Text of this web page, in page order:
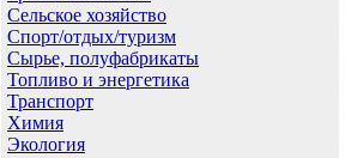
Сельское хозяйство
Спорт/отдых/туризм
Сырье, полуфабрикаты
Топливо и энергетика
Транспорт
Химия
Экология